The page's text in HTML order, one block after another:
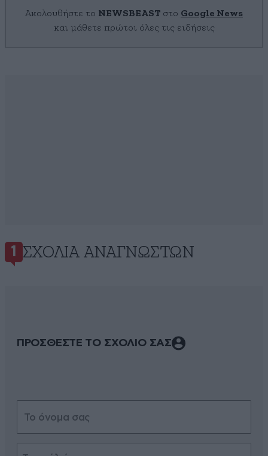
Ακολουθήστε το NEWSBEAST στο Google News
και μάθετε πρώτοι όλες τις ειδήσεις
1 ΣΧΌΛΙΑ ΑΝΑΓΝΩΣΤΏΝ
ΠΡΟΣΘΕΣΤΕ ΤΟ ΣΧΟΛΙΟ ΣΑΣ